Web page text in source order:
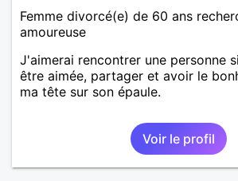
Femme divorcé(e) de 60 ans
amoureuse
J'aimerai rencontrer une personne
être aimée, partager et avoir le
ma tête sur son épaule.
Voir le profil